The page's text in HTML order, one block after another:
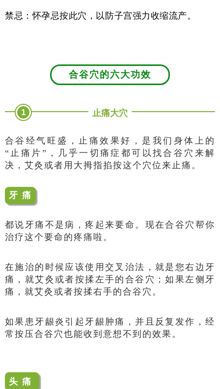
禁忌：怀孕忌按此穴，以防子宫强力收缩流产。
合谷穴的六大功效
1 止痛大穴
合谷经气旺盛，止痛效果好，是我们身体上的
“止痛片”，几乎一切痛症都可以找合谷穴来解
决，艾灸或者用大拇指掐按这个穴位来止痛。
牙 痛
都说牙痛不是病，疼起来要命。现在合谷穴帮你
治疗这个要命的疼痛啦。
在施治的时候应该使用交叉治法，就是您右边牙
痛，就艾灸或者按揉左手的合谷穴；如果左侧牙
痛，就艾灸或者按揉右手的合谷穴。
如果患牙龈炎引起牙龈肿痛，并且反复发作，经
常按压合谷穴也能收到意想不到的效果。
头 痛